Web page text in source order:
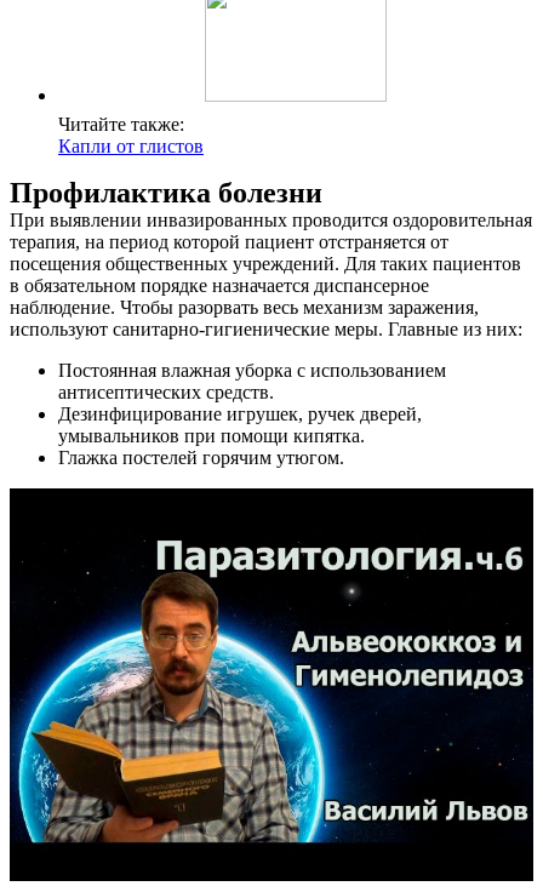
Читайте также:
Капли от глистов
Профилактика болезни
При выявлении инвазированных проводится оздоровительная
терапия, на период которой пациент отстраняется от
посещения общественных учреждений. Для таких пациентов
в обязательном порядке назначается диспансерное
наблюдение. Чтобы разорвать весь механизм заражения,
используют санитарно-гигиенические меры. Главные из них:
Постоянная влажная уборка с использованием
антисептических средств.
Дезинфицирование игрушек, ручек дверей,
умывальников при помощи кипятка.
Глажка постелей горячим утюгом.